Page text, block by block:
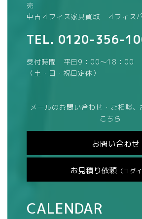
売
中古オフィス家具買取 オフィス
TEL. 0120-356-
受付時間 平日9：00～18：00
（土・日・祝日定休）
メールのお問い合わせ・ご相談
こちら
お問い合わせ
お見積り依頼 （ログ
CALENDAR